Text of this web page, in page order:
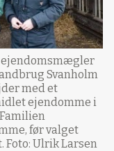
ejendomsmægler
Svanholm
med et
ejendomme i
før valget
Ulrik Larsen